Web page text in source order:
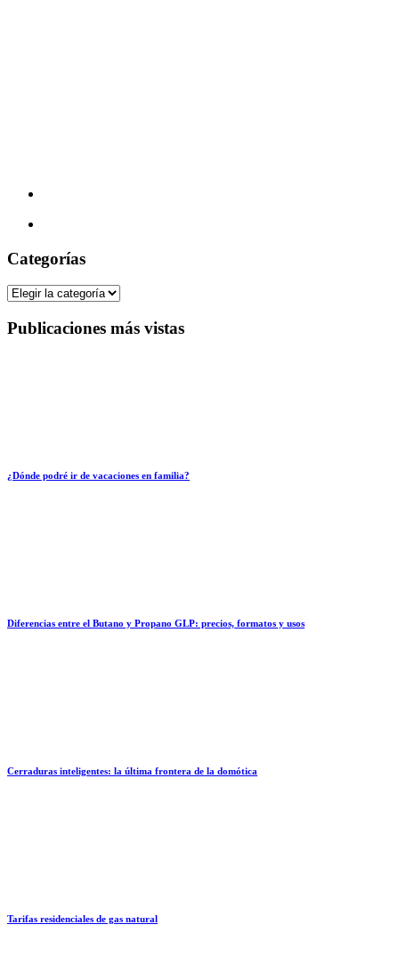
Categorías
Categorías
Publicaciones más vistas
¿Dónde podré ir de vacaciones en familia?
Diferencias entre el Butano y Propano GLP: precios, formatos y usos
Cerraduras inteligentes: la última frontera de la domótica
Tarifas residenciales de gas natural